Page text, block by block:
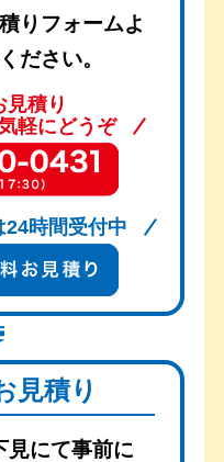
りフォームよ
ださい。
見積り
軽にどうぞ
24時間受付中
見積り
見にて事前に